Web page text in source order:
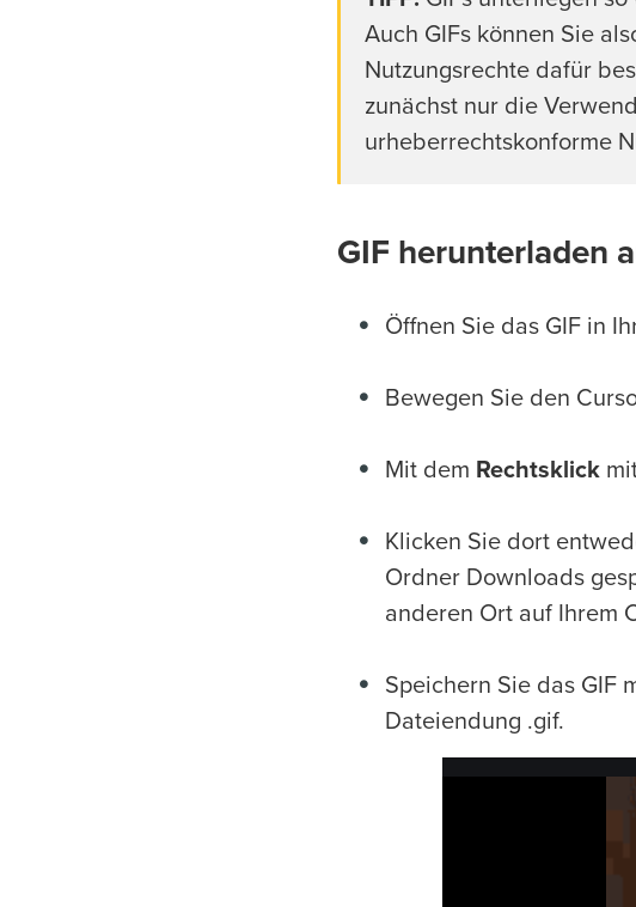
Auch GIFs können Sie
Nutzungsrechte dafür
zunächst nur die
urheberrechtskonforme
GIF herunterladen
Öffnen Sie das GIF in
Bewegen Sie den
Mit dem Rechtsklick
Klicken Sie dort
Ordner Downloads
anderen Ort auf Ihrem
Speichern Sie das GIF
Dateiendung .gif.